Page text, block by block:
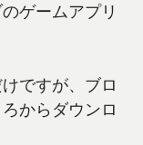
ゲームアプリ
ですが、ブロ
からダウンロ